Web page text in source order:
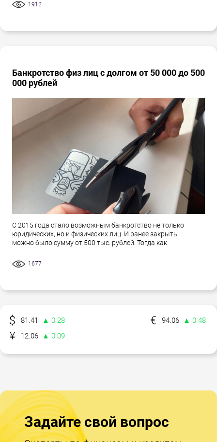
1912
Банкротство физ лиц с долгом от 50 000 до 500
000 рублей
С 2015 года стало возможным банкротство не только
юридических, но и физических лиц. И ранее закрыть
можно было сумму от 500 тыс. рублей. Тогда как
1677
81.41 ▲ 0.28 94.06
▲ 0.48
12.06
▲ 0.09
Задайте свой вопрос